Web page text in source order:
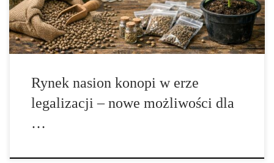
zainteresowanie […]
Rynek nasion konopi w erze
legalizacji – nowe możliwości dla
…